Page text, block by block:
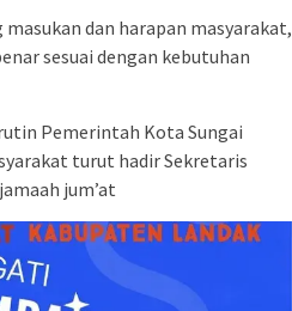
dan harapan masyarakat,
sesuai dengan kebutuhan
Pemerintah Kota Sungai
turut hadir Sekretaris
jum’at